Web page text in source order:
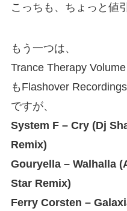
こっちも、ちょっと値
もう一つは、
Trance Therapy
もFlashover
ですが、
System F – Cry (Dj
Remix)
Gouryella – Walhalla
Star Remix)
Ferry Corsten –